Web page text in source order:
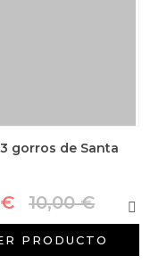
gorros de Santa
10,00 €
PRODUCTO